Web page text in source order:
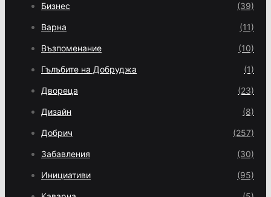
Бизнес (39)
Варна (11)
Възпоменание (10)
Гълъбите на Добруджа (1)
Двореца (23)
Дизайн (8)
Добрич (257)
Забавления (30)
Инициативи (95)